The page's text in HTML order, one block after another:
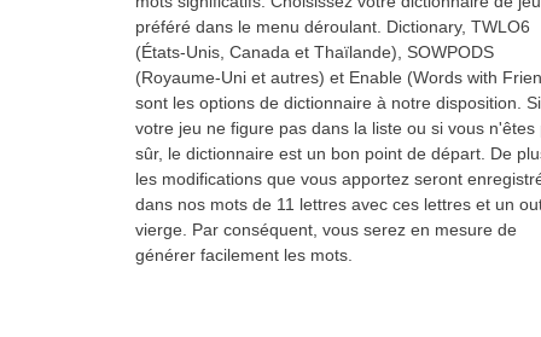
préféré dans le menu déroulant. Dictionary, TWLO6
(États-Unis, Canada et Thaïlande), SOWPODS
(Royaume-Uni et autres) et Enable (Words with
sont les options de dictionnaire à notre disposition. Si
votre jeu ne figure pas dans la liste ou si vous n'êtes
sûr, le dictionnaire est un bon point de départ. De
les modifications que vous apportez seront
dans nos mots de 11 lettres avec ces lettres et un
vierge. Par conséquent, vous serez en mesure de
générer facilement les mots.